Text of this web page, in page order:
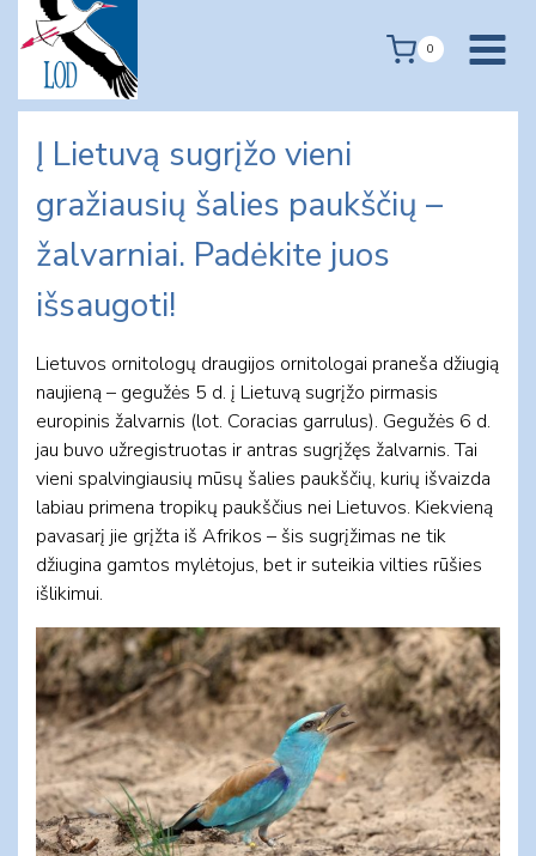
content
0
Į Lietuvą sugrįžo vieni
gražiausių šalies paukščių –
žalvarniai. Padėkite juos
išsaugoti!
Lietuvos ornitologų draugijos ornitologai praneša džiugią
naujieną – gegužės 5 d. į Lietuvą sugrįžo pirmasis
europinis žalvarnis (lot. Coracias garrulus). Gegužės 6 d.
jau buvo užregistruotas ir antras sugrįžęs žalvarnis. Tai
vieni spalvingiausių mūsų šalies paukščių, kurių išvaizda
labiau primena tropikų paukščius nei Lietuvos. Kiekvieną
pavasarį jie grįžta iš Afrikos – šis sugrįžimas ne tik
džiugina gamtos mylėtojus, bet ir suteikia vilties rūšies
išlikimui.